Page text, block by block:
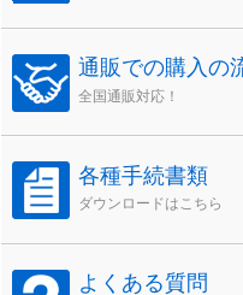
通販での購入の
全国通販対応！
各種手続書類
ダウンロードはこちら
よくある質問